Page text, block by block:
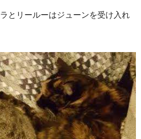
とリールーはジューンを受け入れ